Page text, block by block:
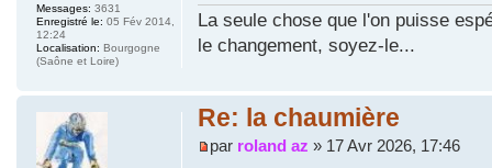
La seule chose que l'on puisse
le changement, soyez-le...
Messages: 3631
Enregistré le: 05 Fév 2014,
12:24
Localisation: Bourgogne
(Saône et Loire)
Re: la chaumière
par roland az » 17 Avr 2026, 17:46